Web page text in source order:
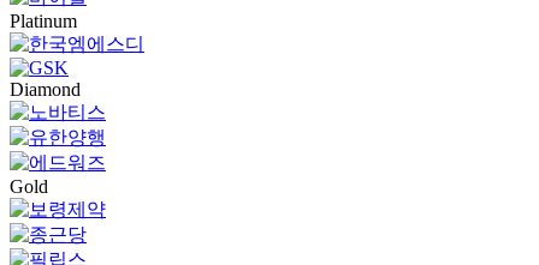
Platinum
Diamond
Gold